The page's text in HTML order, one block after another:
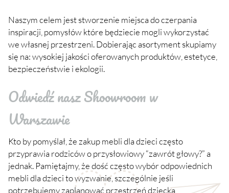
Naszym celem jest stworzenie miejsca do czerpania
inspiracji, pomysłów które będziecie mogli wykorzystać
we własnej przestrzeni. Dobierając asortyment skupiamy
się na: wysokiej jakości oferowanych produktów, estetyce,
bezpieczeństwie i ekologii.
Odwiedź nasz Shoowroom w
Warszawie
Kto by pomyślał, że zakup mebli dla dzieci często
przyprawia rodziców o przysłowiowy “zawrót głowy?” a
jednak. Pamiętajmy, że dość często wybór odpowiednich
mebli dla dzieci to wyzwanie, szczególnie jeśli
potrzebujemy zaplanować przestrzeń dziecka